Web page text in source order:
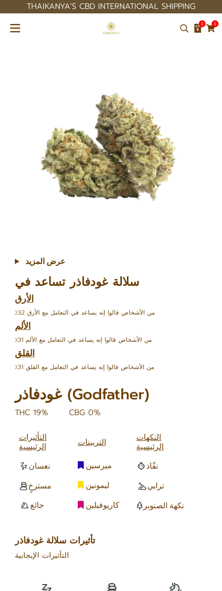
THAIKANYA'S CBD INTERNATIONAL SHIPPING
0 0
عرض المزيد
سلالة غودفاذر تساعد في
الأرق
٪32 من الأشخاص قالوا إنه يساعد في التعامل مع الأرق
الألم
٪31 من الأشخاص قالوا إنه يساعد في التعامل مع الألم
القلق
٪31 من الأشخاص قالوا إنه يساعد في التعامل مع القلق
غودفاذر (Godfather)
THC 19% CBG 0%
التأثيرات
الرئيسية
التربينات
النكهات
الرئيسية
نعسان
ميرسين
نفّاذ
مسترخٍ
ليمونين
ترابي
جائع
كاريوفيلين نكهة الصنوبر
تأثيرات سلالة غودفاذر
التأثيرات الإيجابية